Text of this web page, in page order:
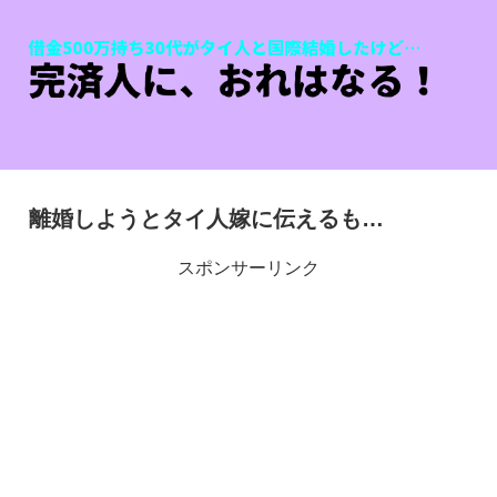
離婚しようとタイ人嫁に伝えるも…
スポンサーリンク